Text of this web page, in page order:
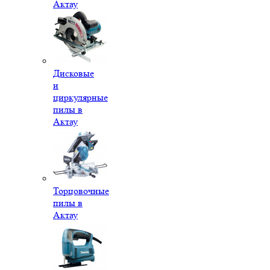
Актау
Дисковые
и
циркулярные
пилы в
Актау
Торцовочные
пилы в
Актау